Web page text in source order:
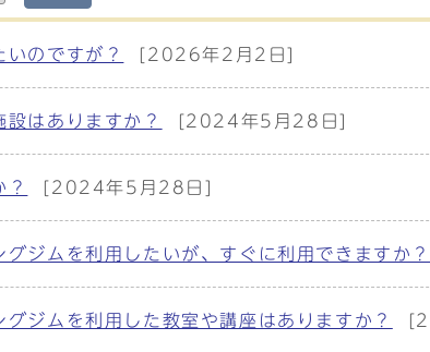
のですが？ [2026年2月2日]
はありますか？ [2024年5月28日]
？ [2024年5月28日]
ジムを利用したいが、すぐに利用できますか
ジムを利用した教室や講座はありますか？